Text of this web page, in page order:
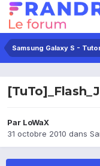
Samsung Galaxy S -
Par LoWaX
31 octobre 2010 dans